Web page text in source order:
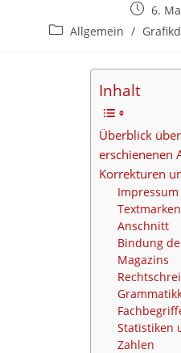
Beitrag
6.
Beitrags-
Allgemein /
Inhalt
Über­blick
erschie­nenen
Korrek­turen
Impressum
Text­marken
Anschnitt
Bindung
Magazins
Statis­tiken
Zahlen